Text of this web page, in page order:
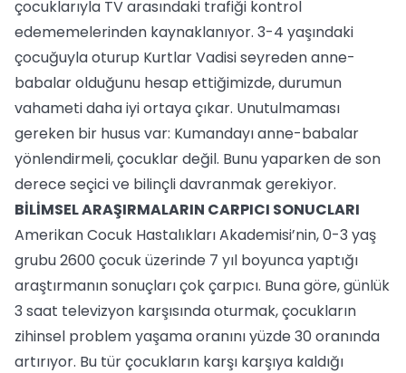
çocuklarıyla TV arasındaki trafiği kontrol
edememelerinden kaynaklanıyor. 3-4 yaşındaki
çocuğuyla oturup Kurtlar Vadisi seyreden anne-
babalar olduğunu hesap ettiğimizde, durumun
vahameti daha iyi ortaya çıkar. Unutulmaması
gereken bir husus var: Kumandayı anne-babalar
yönlendirmeli, çocuklar değil. Bunu yaparken de son
derece seçici ve bilinçli davranmak gerekiyor.
BİLİMSEL ARAŞIRMALARIN CARPICI SONUCLARI
Amerikan Cocuk Hastalıkları Akademisi’nin, 0-3 yaş
grubu 2600 çocuk üzerinde 7 yıl boyunca yaptığı
araştırmanın sonuçları çok çarpıcı. Buna göre, günlük
3 saat televizyon karşısında oturmak, çocukların
zihinsel problem yaşama oranını yüzde 30 oranında
artırıyor. Bu tür çocukların karşı karşıya kaldığı